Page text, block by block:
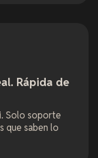
Rápida de
Solo soporte
que saben lo